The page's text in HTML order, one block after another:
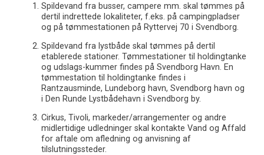
Spildevand fra busser, campere mm. skal tømmes på
dertil indrettede lokaliteter, f.eks. på campingpladser
og på tømmestationen på Ryttervej 70 i Svendborg.
Spildevand fra lystbåde skal tømmes på dertil
etablerede stationer. Tømmestationer til holdingtanke
og udslags-kummer findes på Svendborg Havn. En
tømmestation til holdingtanke findes i
Rantzausminde, Lundeborg havn, Svendborg havn og
i Den Runde Lystbådehavn i Svendborg by.
Cirkus, Tivoli, markeder/arrangementer og andre
midlertidige udledninger skal kontakte Vand og Affald
for aftale om afledning og anvisning af
tilslutningssteder.